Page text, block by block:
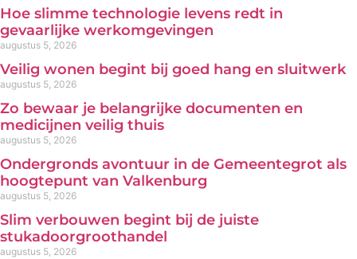
Hoe slimme technologie levens redt in
gevaarlijke werkomgevingen
augustus 5, 2026
Veilig wonen begint bij goed hang en sluitwerk
augustus 5, 2026
Zo bewaar je belangrijke documenten en
medicijnen veilig thuis
augustus 5, 2026
Ondergronds avontuur in de Gemeentegrot als
hoogtepunt van Valkenburg
augustus 5, 2026
Slim verbouwen begint bij de juiste
stukadoorgroothandel
augustus 5, 2026